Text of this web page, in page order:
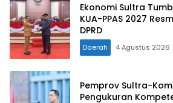
Ekonomi Sultra
KUA-PPAS 2027
DPRD
Daerah 4 Agustus 2026
Pemprov Sultra-
Pengukuran